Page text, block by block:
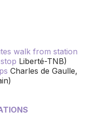
walk from station
stop Liberté-TNB)
Charles de Gaulle,